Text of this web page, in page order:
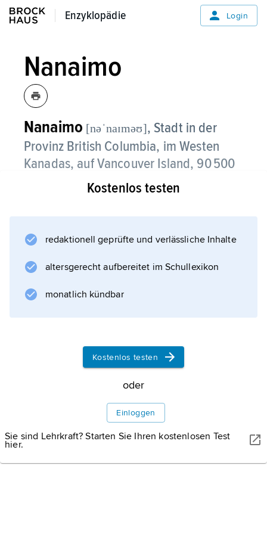
Enzyklopädie
Enzyklopädie Login
Nanaimo
Nanaimo [nəˈnaɪməʊ], Stadt in der
Provinz British Columbia, im Westen
Kanadas, auf Vancouver Island, 90 500
Fährverkehr nach Vancouver.
Informationen zum Artikel
Kostenlos testen
redaktionell geprüfte und verlässliche Inhalte
altersgerecht aufbereitet im Schullexikon
monatlich kündbar
Kostenlos testen
oder
Einloggen
Sie sind Lehrkraft? Starten Sie Ihren kostenlosen Test
hier.